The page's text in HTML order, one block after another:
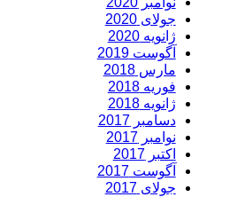
جولای 2020
ژانویه 2020
آگوست 2019
مارس 2018
فوریه 2018
ژانویه 2018
دسامبر 2017
نوامبر 2017
اکتبر 2017
آگوست 2017
جولای 2017